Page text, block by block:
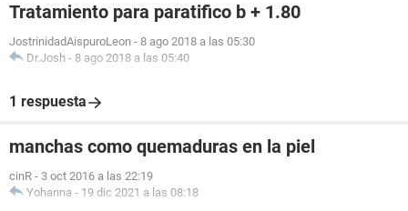
Tratamiento para paratifico b + 1.80
JostrinidadAispuroLeon - 8 ago 2018 a las 05:30
Dr.Josh - 8 ago 2018 a las 05:40
1 respuesta
manchas como quemaduras en la piel
cinR - 3 oct 2016 a las 22:19
Yohanna - 19 dic 2021 a las 08:18